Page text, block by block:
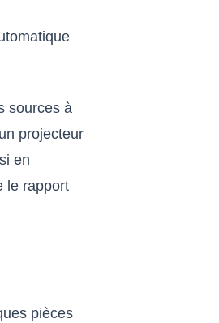
sources à
projecteur
en
le rapport
pièces